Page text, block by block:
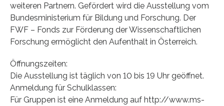
weiteren Partnern. Gefördert wird die Ausstellung vom
Bundesministerium für Bildung und Forschung. Der
FWF – Fonds zur Förderung der Wissenschaftlichen
Forschung ermöglicht den Aufenthalt in Österreich.
Öffnungszeiten:
Die Ausstellung ist täglich von 10 bis 19 Uhr geöffnet.
Anmeldung für Schulklassen:
Für Gruppen ist eine Anmeldung auf http://www.ms-